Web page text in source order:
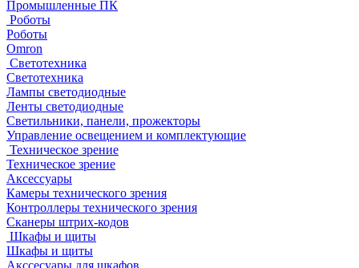
Промышленные ПК
Роботы
Роботы
Omron
Светотехника
Светотехника
Лампы светодиодные
Ленты светодиодные
Светильники, панели, прожекторы
Управление освещением и комплектующие
Техническое зрение
Техническое зрение
Аксессуары
Камеры технического зрения
Контроллеры технического зрения
Сканеры штрих-кодов
Шкафы и щиты
Шкафы и щиты
Акссесуары для шкафов